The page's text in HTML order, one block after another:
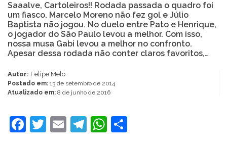
Saaalve, Cartoleiros!! Rodada passada o quadro foi
um fiasco. Marcelo Moreno não fez gol e Júlio
Baptista não jogou. No duelo entre Pato e Henrique,
o jogador do São Paulo levou a melhor. Com isso,
nossa musa Gabi levou a melhor no confronto.
Apesar dessa rodada não conter claros favoritos,…
Autor: Felipe Melo
Postado em: 13 de setembro de 2014
Atualizado em: 8 de junho de 2016
Facebook
Twitter
EmailTelegram
WhatsApp